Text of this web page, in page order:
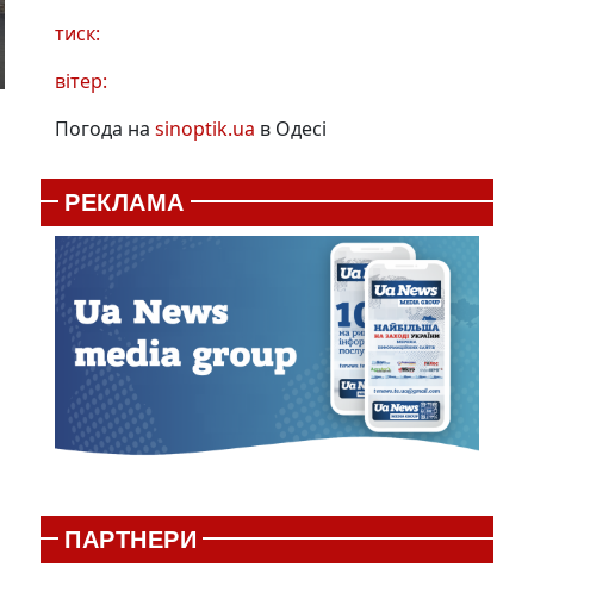
тиск:
вітер:
Погода на sinoptik.ua в Одесі
РЕКЛАМА
ПАРТНЕРИ